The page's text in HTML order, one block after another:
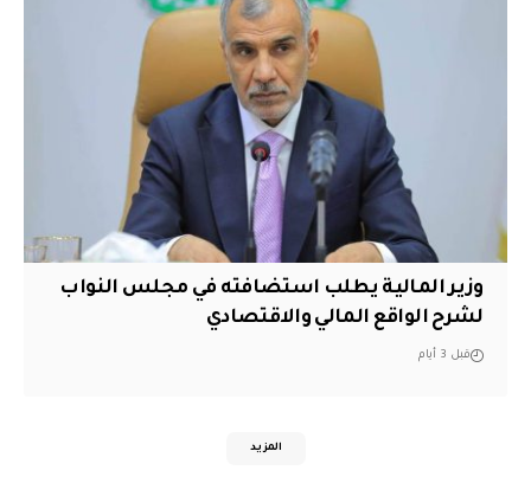
وزير المالية يطلب استضافته في مجلس النواب
لشرح الواقع المالي والاقتصادي
قبل 3 أيام
المزيد